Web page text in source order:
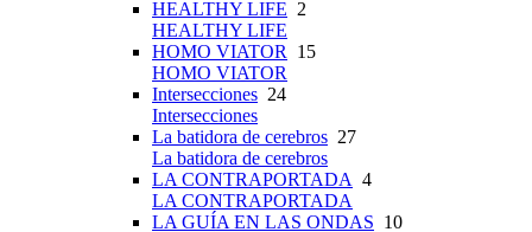
HEALTHY LIFE 2
HEALTHY LIFE
HOMO VIATOR
15
HOMO VIATOR
Intersecciones 24
Intersecciones
La batidora de cerebros 27
La batidora de cerebros
LA CONTRAPORTADA 4
LA CONTRAPORTADA
LA GUÍA EN LAS ONDAS 10